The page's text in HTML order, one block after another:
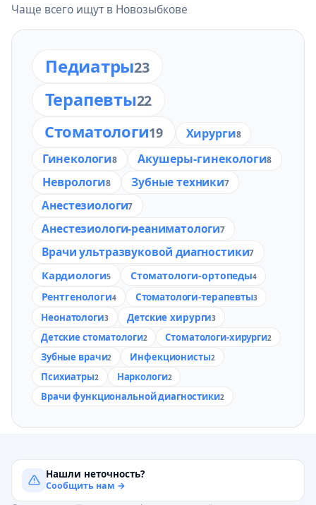
Чаще всего ищут в Новозыбкове
Педиатры23
Терапевты22
Стоматологи19 Хирурги8
Гинекологи8 Акушеры-гинекологи8
Неврологи8 Зубные техники7
Анестезиологи7
Анестезиологи-реаниматологи7
Врачи ультразвуковой диагностики7
Кардиологи5 Стоматологи-ортопеды4
Рентгенологи4 Стоматологи-терапевты3
Неонатологи3 Детские хирурги3
Детские стоматологи2 Стоматологи-хирурги2
Зубные врачи2 Инфекционисты2
Психиатры2 Наркологи2
Врачи функциональной диагностики2
Нашли неточность?
Сообщить нам →